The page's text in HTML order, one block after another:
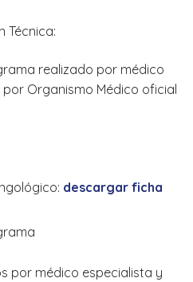
Técnica:
realizado por médico
Organismo Médico oficial
descargar ficha
por médico especialista y